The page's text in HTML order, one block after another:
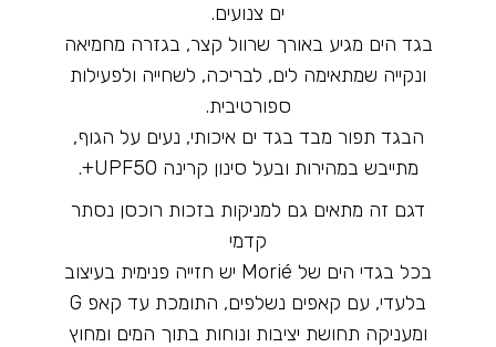
ים צנועים.
בגד הים מגיע באורך שרוול קצר, בגזרה מחמיאה
ונקייה שמתאימה לים, לבריכה, לשחייה ולפעילות
ספורטיבית.
הבגד תפור מבד בגד ים איכותי, נעים על הגוף,
מתייבש במהירות ובעל סינון קרינה UPF50+.
דגם זה מתאים גם למניקות בזכות רוכסן נסתר
קדמי
בכל בגדי הים של Morié יש חזייה פנימית בעיצוב
בלעדי, עם קאפים נשלפים, התומכת עד קאפ G
ומעניקה תחושת יציבות ונוחות בתוך המים ומחוץ